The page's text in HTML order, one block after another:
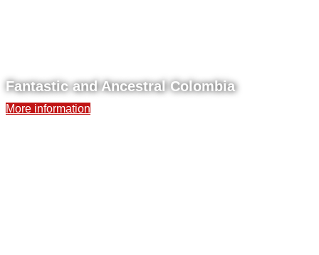
Fantastic and Ancestral Colombia
More information